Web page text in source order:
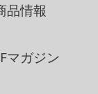
品情報
マガジン